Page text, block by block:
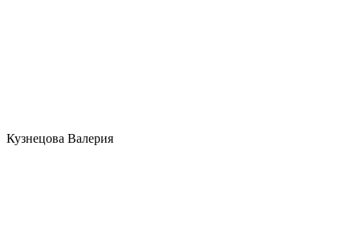
Кузнецова Валерия